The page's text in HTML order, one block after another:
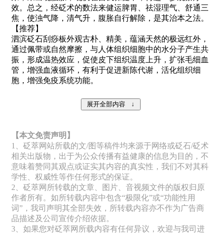
效。总之，经砭术的数法来健运脾胃、祛湿理气、舒通三
焦，使浊气降，清气升，腹胀自行解除，是其治本之法。
【推荐】
泗滨砭石刮痧板外观古朴、精美，蕴涵天然的极远红外，
通过佩带或自然摩擦，与人体组织细胞中的水分子产生共
振，形成温热效应，促使皮下组织温度上升，扩张毛细血
管，增强血液循环，有利于促进新陈代谢，活化组织细
胞，增强免疫系统功能。
【本文免责声明】
1、砭萃网站所载的文/图等稿件均来源于网络或砭石/砭术
相关出版物，出于为公众传播有益健康的信息为目的，不
意味着赞同其观点或证实其内容的真实性，我们不对其科
学性、权威性等作任何形式的保证。
2、砭萃网所转载的文章、图片、音视频文件的版权归原
作者所有。如所转载内容中包含“极限化”或“功能性用
词”，我司声明其全部失效，所转载内容亦不作为广告商
品描述及公司宣传介绍依据。
3、如果您对砭萃网所载内容有任何异议，欢迎与我司进